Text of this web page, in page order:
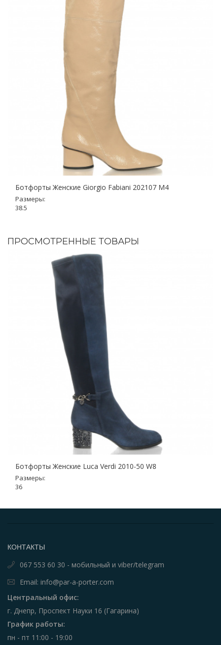
Ботфорты Женские Giorgio Fabiani 202107 M4
Размеры:
38.5
ПРОСМОТРЕННЫЕ ТОВАРЫ
Ботфорты Женские Luca Verdi 2010-50 W8
Размеры:
36
КОНТАКТЫ
067 553 60 30 - мобильный и viber/telegram
Email: info@par-a-porter.com
Центральный офис:
г. Днепр, Проспект Науки 16 (Гагарина)
График работы:
пн - пт 11:00 - 19:00